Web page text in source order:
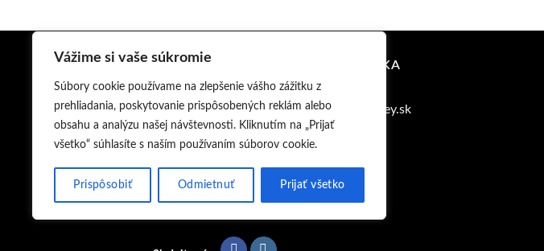
Vážime si vaše súkromie
Súbory cookie používame na zlepšenie vášho zážitku z
prehliadania, poskytovanie prispôsobených reklám alebo
obsahu a analýzu našej návštevnosti. Kliknutím na „Prijať
všetko“ súhlasíte s naším používaním súborov cookie.
Prispôsobiť Odmietnuť Prijať všetko
O NÁS
Hokejky JR sú najľahšie hokejky
na trhu. Okrem toho ako jediní na
trhu ponúkame 30-dňovú záruku
na výmenu hokejky v prípade
zlomenia spôsobeného výrobnou
NOVINKA